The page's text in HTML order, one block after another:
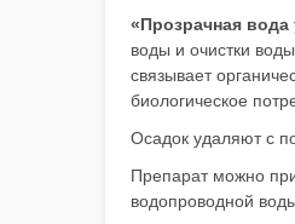
«Прозрачная вода
воды и очистки
связывает
биологическое
Осадок удаляют с
Препарат можно
водопроводной